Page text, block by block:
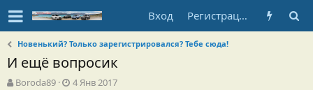
Вход Регистрация
Новенький? Только зарегистрировался? Тебе сюда!
И ещё вопросик
А
Boroda89
Д
4 Янв 2017